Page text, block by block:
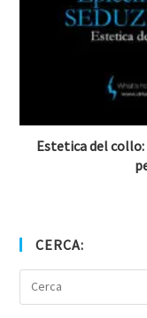
Estetica del
CERCA: